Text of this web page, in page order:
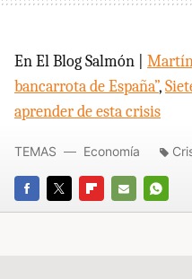
En El Blog Salmón | Martín
bancarrota de España”,
aprender de esta crisis
FACEBOOK
TWITTERFLIPBOARD
E-
TEMAS Economía